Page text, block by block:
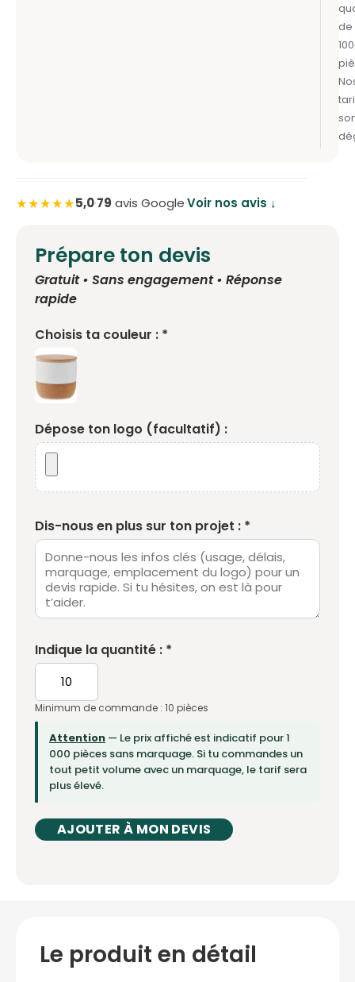
★★★★★5,0·79 avis Google·Voir nos avis ↓
Prépare ton devis
Gratuit • Sans engagement • Réponse
rapide
Choisis ta couleur : *
Dépose ton logo (facultatif) :
Dis-nous en plus sur ton projet : *
Indique la quantité : *
Minimum de commande : 10 pièces
Attention — Le prix affiché est indicatif pour 1
000 pièces sans marquage. Si tu commandes un
tout petit volume avec un marquage, le tarif sera
plus élevé.
AJOUTER À MON DEVIS
Le produit en détail